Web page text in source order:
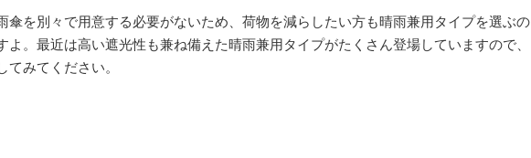
傘を別々で用意する必要がないため、荷物を減らしたい方も晴雨兼用タイプを選ぶの
よ。最近は高い遮光性も兼ね備えた晴雨兼用タイプがたくさん登場していますので、
みてください。